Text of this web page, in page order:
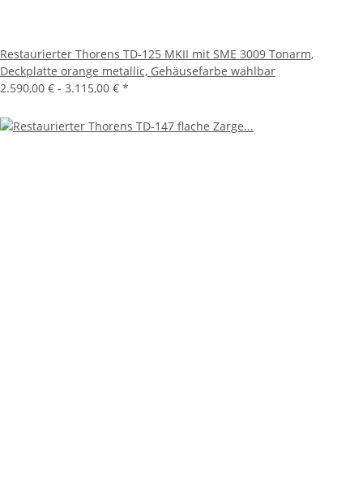
Restaurierter Thorens TD-125 MKII mit SME 3009 Tonarm,
Deckplatte orange metallic, Gehäusefarbe wählbar
2.590,00 € - 3.115,00 € *